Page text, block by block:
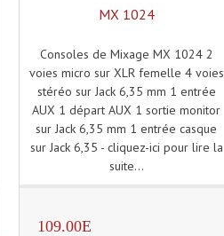
MX 1024
Consoles de Mixage MX 1024 2
voies micro sur XLR femelle 4 voies
stéréo sur Jack 6,35 mm 1 entrée
AUX 1 départ AUX 1 sortie monitor
sur Jack 6,35 mm 1 entrée casque
sur Jack 6,35 - cliquez-ici pour lire la
suite...
109.00E